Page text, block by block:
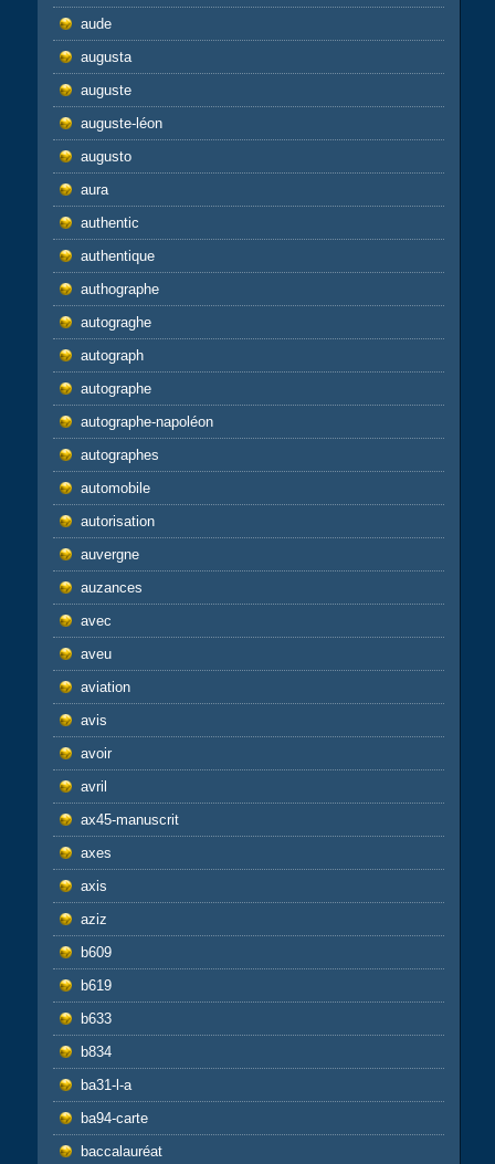
aude
augusta
auguste
auguste-léon
augusto
aura
authentic
authentique
authographe
autograghe
autograph
autographe
autographe-napoléon
autographes
automobile
autorisation
auvergne
auzances
avec
aveu
aviation
avis
avoir
avril
ax45-manuscrit
axes
axis
aziz
b609
b619
b633
b834
ba31-l-a
ba94-carte
baccalauréat